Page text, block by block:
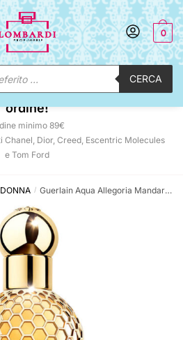
CERCA
0
-12% automatico sul tuo
ordine!
minimo 89€
Chanel, Dior, Creed, Escentric Molecules
e Tom Ford
/ Guerlain Aqua Allegoria Mandarine Basilic Forte Eau De Parfum